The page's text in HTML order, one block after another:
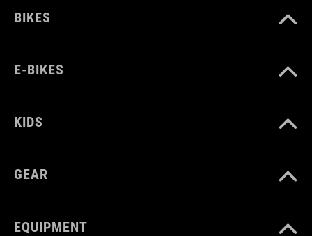
BIKES
E-BIKES
KIDS
GEAR
EQUIPMENT